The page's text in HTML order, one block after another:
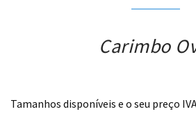
Carimbo
Tamanhos disponíveis e o seu preço